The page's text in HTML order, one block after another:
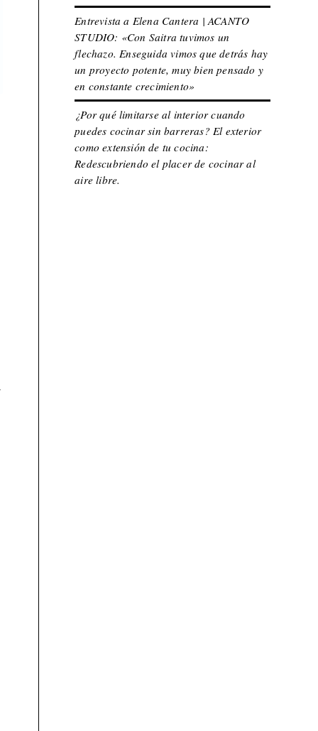
Entrevista a Elena Cantera | ACANTO
STUDIO: «Con Saitra tuvimos un
flechazo. Enseguida vimos que detrás hay
un proyecto potente, muy bien pensado y
en constante crecimiento»
¿Por qué limitarse al interior cuando
puedes cocinar sin barreras? El exterior
como extensión de tu cocina:
Redescubriendo el placer de cocinar al
aire libre.